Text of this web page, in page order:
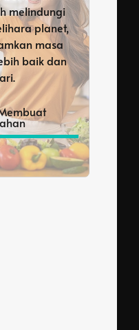
melindungi
planet,
masa
baik dan